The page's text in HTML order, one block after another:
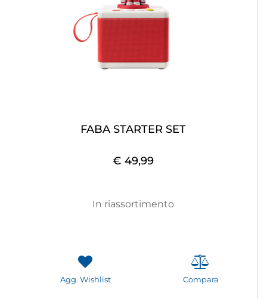
FABA STARTER SET
€ 49,99
In riassortimento
Agg. Wishlist Compara